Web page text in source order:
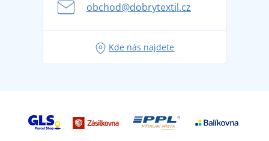
obchod@dobrytextil.cz
Kde nás najdete